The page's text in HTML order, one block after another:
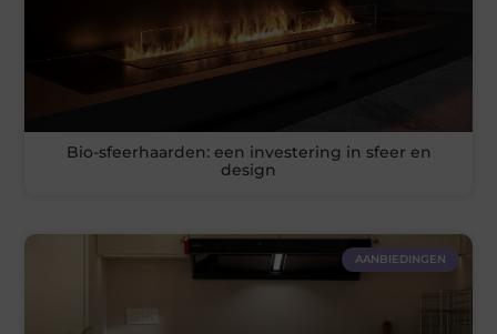
Bio-sfeerhaarden: een investering in sfeer en
design
AANBIEDINGEN